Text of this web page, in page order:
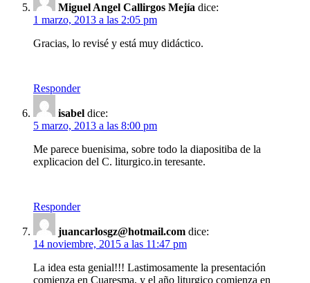
Miguel Angel Callirgos Mejía dice:
1 marzo, 2013 a las 2:05 pm
Gracias, lo revisé y está muy didáctico.
Responder
isabel dice:
5 marzo, 2013 a las 8:00 pm
Me parece buenisima, sobre todo la diapositiba de la
explicacion del C. liturgico.in teresante.
Responder
juancarlosgz@hotmail.com dice:
14 noviembre, 2015 a las 11:47 pm
La idea esta genial!!! Lastimosamente la presentación
comienza en Cuaresma, y el año liturgico comienza en